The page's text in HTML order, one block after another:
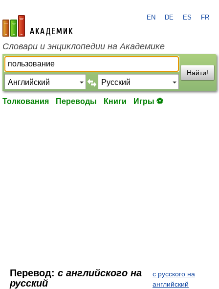
academic.ru
EN DE ES FR
Словари и энциклопедии на Академике
Найти!
Толкования Переводы Книги Игры ⚽
Перевод: с английского на
русский
с русского на
английский